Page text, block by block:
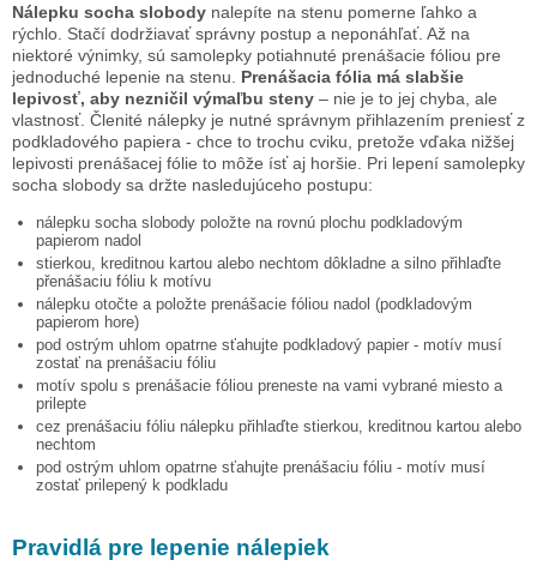
Nálepku socha slobody nalepíte na stenu pomerne ľahko a
rýchlo. Stačí dodržiavať správny postup a neponáhľať. Až na
niektoré výnimky, sú samolepky potiahnuté prenášacie fóliou pre
jednoduché lepenie na stenu. Prenášacia fólia má slabšie
lepivosť, aby nezničil výmaľbu steny – nie je to jej chyba, ale
vlastnosť. Členité nálepky je nutné správnym přihlazením preniesť z
podkladového papiera - chce to trochu cviku, pretože vďaka nižšej
lepivosti prenášacej fólie to môže ísť aj horšie. Pri lepení samolepky
socha slobody sa držte nasledujúceho postupu:
nálepku socha slobody položte na rovnú plochu podkladovým
papierom nadol
stierkou, kreditnou kartou alebo nechtom dôkladne a silno přihlaďte
přenášaciu fóliu k motívu
nálepku otočte a položte prenášacie fóliou nadol (podkladovým
papierom hore)
pod ostrým uhlom opatrne sťahujte podkladový papier - motív musí
zostať na prenášaciu fóliu
motív spolu s prenášacie fóliou preneste na vami vybrané miesto a
prilepte
cez prenášaciu fóliu nálepku přihlaďte stierkou, kreditnou kartou alebo
nechtom
pod ostrým uhlom opatrne sťahujte prenášaciu fóliu - motív musí
zostať prilepený k podkladu
Pravidlá pre lepenie nálepiek